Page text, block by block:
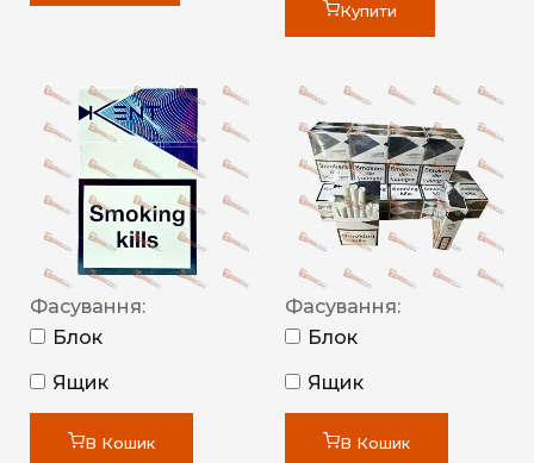
Купити
Фасування:
Блок
Ящик
В Кошик
Фасування:
Блок
Ящик
В Кошик